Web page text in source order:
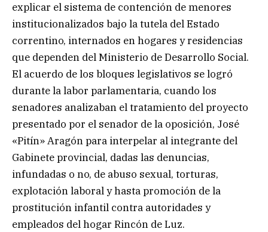
explicar el sistema de contención de menores
institucionalizados bajo la tutela del Estado
correntino, internados en hogares y residencias
que dependen del Ministerio de Desarrollo Social.
El acuerdo de los bloques legislativos se logró
durante la labor parlamentaria, cuando los
senadores analizaban el tratamiento del proyecto
presentado por el senador de la oposición, José
«Pitín» Aragón para interpelar al integrante del
Gabinete provincial, dadas las denuncias,
infundadas o no, de abuso sexual, torturas,
explotación laboral y hasta promoción de la
prostitución infantil contra autoridades y
empleados del hogar Rincón de Luz.